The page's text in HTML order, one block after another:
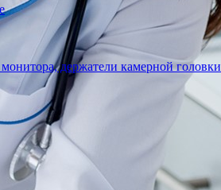
держатели камерной головки